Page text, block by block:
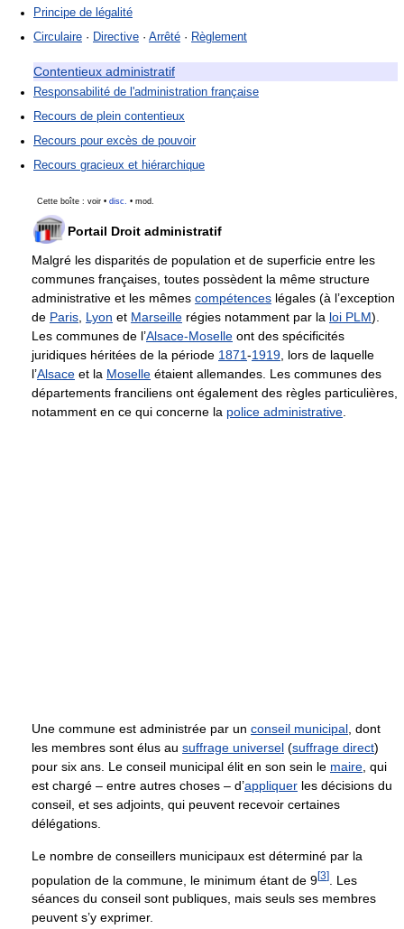
Principe de légalité
Circulaire · Directive · Arrêté · Règlement
Contentieux administratif
Responsabilité de l'administration française
Recours de plein contentieux
Recours pour excès de pouvoir
Recours gracieux et hiérarchique
Cette boîte : voir • disc. • mod.
Portail Droit administratif
Malgré les disparités de population et de superficie entre les
communes françaises, toutes possèdent la même structure
administrative et les mêmes compétences légales (à l’exception
de Paris Lyon et Marseille régies notamment par la loi PLM).
Les communes de l’Alsace-Moselle ont des spécificités
juridiques héritées de la période 1871-1919 , lors de laquelle
l’Alsace et la Moselle étaient allemandes. Les communes des
départements franciliens ont également des règles particulières,
notamment en ce qui concerne la police administrative
Une commune est administrée par un conseil municipal , dont
les membres sont élus au suffrage universel (suffrage direct)
pour six ans. Le conseil municipal élit en son sein le maire , qui
est chargé – entre autres choses – d’appliquer les décisions du
conseil, et ses adjoints, qui peuvent recevoir certaines
délégations.
Le nombre de conseillers municipaux est déterminé par la
population de la commune, le minimum étant de 9[3]
. Les
séances du conseil sont publiques, mais seuls ses membres
peuvent s’y exprimer.